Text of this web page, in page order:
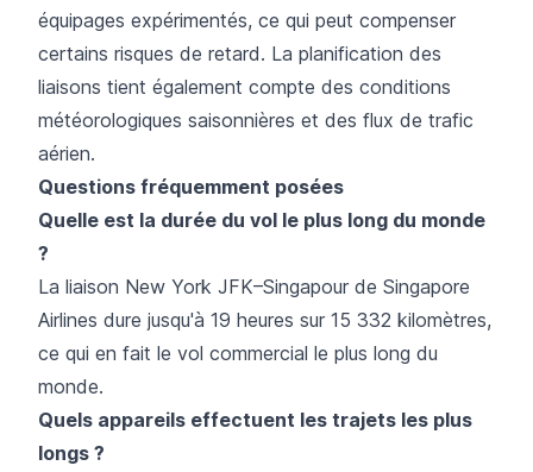
équipages expérimentés, ce qui peut compenser
certains risques de retard. La planification des
liaisons tient également compte des conditions
météorologiques saisonnières et des flux de trafic
aérien.
Questions fréquemment posées
Quelle est la durée du vol le plus long du monde
?
La liaison New York JFK–Singapour de Singapore
Airlines dure jusqu'à 19 heures sur 15 332 kilomètres,
ce qui en fait le vol commercial le plus long du
monde.
Quels appareils effectuent les trajets les plus
longs ?